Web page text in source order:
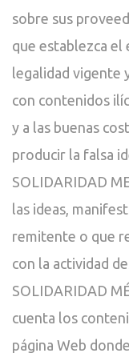
sobre sus
que establezca el
legalidad vigente
con contenidos
y a las buenas
producir la falsa
SOLIDARIDAD
las ideas,
remitente o que
con la actividad
SOLIDARIDAD
cuenta los
página Web